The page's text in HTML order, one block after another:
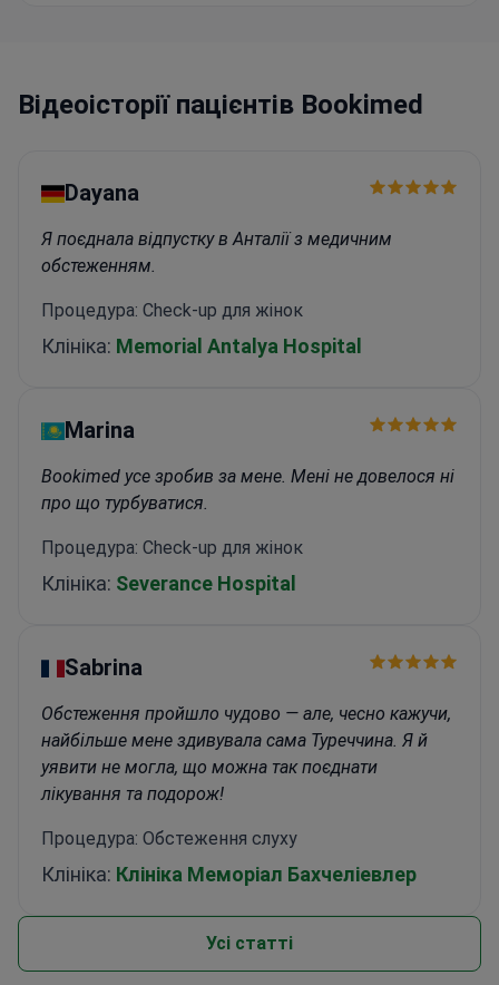
Відеоісторії пацієнтів Bookimed
Dayana
Я поєднала відпустку в Анталії з медичним
обстеженням.
Процедура: Check-up для жінок
Клініка: Memorial Antalya Hospital
Marina
Bookimed усе зробив за мене. Мені не довелося ні
про що турбуватися.
Процедура: Check-up для жінок
Клініка: Severance Hospital
Sabrina
Обстеження пройшло чудово — але, чесно кажучи,
найбільше мене здивувала сама Туреччина. Я й
уявити не могла, що можна так поєднати
лікування та подорож!
Процедура: Обстеження слуху
Клініка: Клініка Меморіал Бахчеліевлер
Усі статті